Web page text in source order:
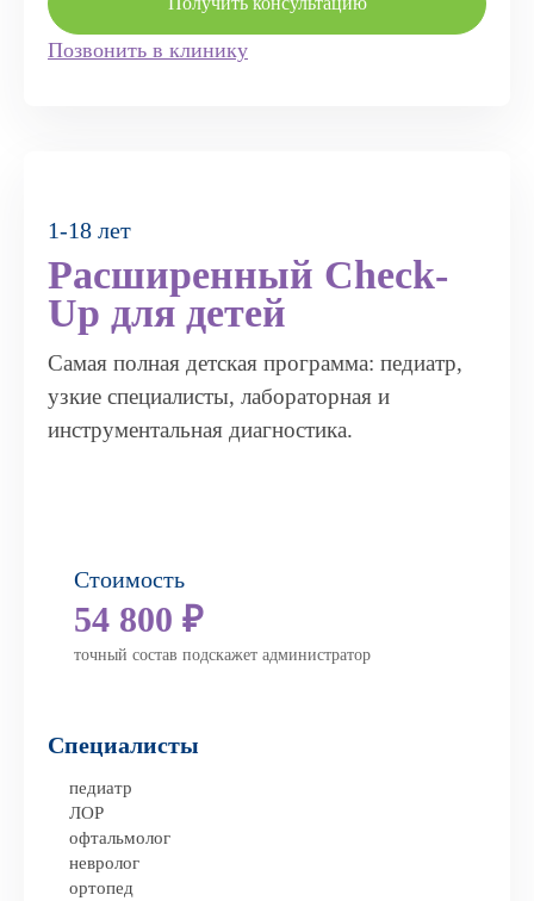
Позвонить в клинику
1-18 лет
Расширенный Check-
Up для детей
Самая полная детская программа: педиатр,
узкие специалисты, лабораторная и
инструментальная диагностика.
Стоимость
54 800 ₽
точный состав подскажет администратор
Специалисты
педиатр
ЛОР
офтальмолог
невролог
ортопед